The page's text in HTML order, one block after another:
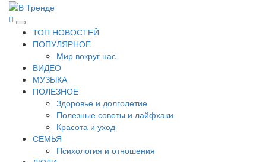
Перейти
содержимому
В Тренде
Самые свежие новости интернета
Основное
меню
ТОП НОВОСТЕЙ
ПОПУЛЯРНОЕ
Мир вокруг нас
ВИДЕО
МУЗЫКА
ПОЛЕЗНОЕ
Здоровье и долголетие
Полезные советы и лайфхаки
Красота и уход
СЕМЬЯ
Психология и отношения